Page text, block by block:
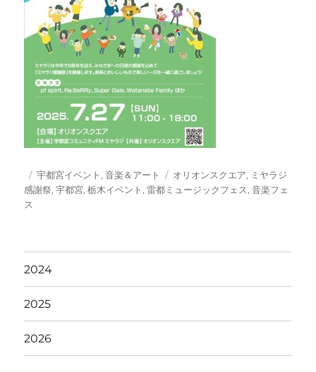
投
稿
日:
カ
テ
宇都宮イベント,音楽＆アート
タ
グ
オリオンスクエア, ミヤラジ
感謝祭,宇都宮,栃木イベント,雷都ミュージックフェス,音楽フェ
ス
2024
2025
2026